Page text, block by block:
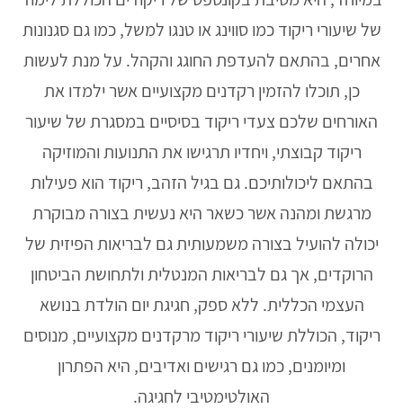
של שיעורי ריקוד כמו סווינג או טנגו למשל, כמו גם סגנונות
אחרים, בהתאם להעדפת החוגג והקהל. על מנת לעשות
כן, תוכלו להזמין רקדנים מקצועיים אשר ילמדו את
האורחים שלכם צעדי ריקוד בסיסיים במסגרת של שיעור
ריקוד קבוצתי, ויחדיו תרגישו את התנועות והמוזיקה
בהתאם ליכולותיכם. גם בגיל הזהב, ריקוד הוא פעילות
מרגשת ומהנה אשר כשאר היא נעשית בצורה מבוקרת
יכולה להועיל בצורה משמעותית גם לבריאות הפיזית של
הרוקדים, אך גם לבריאות המנטלית ולתחושת הביטחון
העצמי הכללית. ללא ספק, חגיגת יום הולדת בנושא
ריקוד, הכוללת שיעורי ריקוד מרקדנים מקצועיים, מנוסים
ומיומנים, כמו גם רגישים ואדיבים, היא הפתרון
האולטימטיבי לחגיגה.